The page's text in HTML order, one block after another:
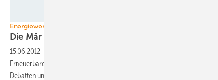
Energiewende
Die Mär vom
15.06.2012 -
Erneuerbaren den Sündenbock für steigende Strompreise gefunden.
Debatten um planwirtschaftliche Züge und Überförderung drücken